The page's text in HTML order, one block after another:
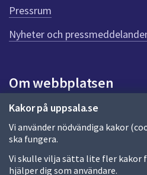
Kakor på uppsala.se
Vi använder nödvändiga kakor
ska fungera.
Vi skulle vilja sätta lite fler kakor
hjälper dig som användare.
e
n
n
a
d
a
Pressrum
Nyheter och
Om webbplatsen
Om webbplatsen
Allmänna handlingar och
Behandling av personuppgifter